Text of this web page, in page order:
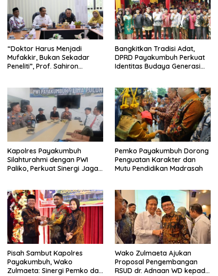
“Doktor Harus Menjadi
Mufakkir, Bukan Sekadar
Peneliti”, Prof. Sahiron
Bangkitkan Tradisi Adat,
DPRD Payakumbuh Perkuat
Identitas Budaya Generasi
Kapolres Payakumbuh
Silahturahmi dengan PWI
Paliko, Perkuat Sinergi Jaga
Pemko Payakumbuh Dorong
Penguatan Karakter dan
Mutu Pendidikan Madrasah
Pisah Sambut Kapolres
Payakumbuh, Wako
Zulmaeta: Sinergi Pemko dan
Wako Zulmaeta Ajukan
Proposal Pengembangan
RSUD dr. Adnaan WD kepada